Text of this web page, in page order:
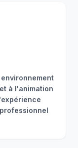
à l'animation